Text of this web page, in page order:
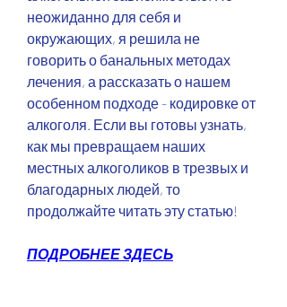
неожиданно для себя и
окружающих, я решила не
говорить о банальных методах
лечения, а рассказать о нашем
особенном подходе - кодировке от
алкоголя. Если вы готовы узнать,
как мы превращаем наших
местных алкоголиков в трезвых и
благодарных людей, то
продолжайте читать эту статью!
ПОДРОБНЕЕ ЗДЕСЬ